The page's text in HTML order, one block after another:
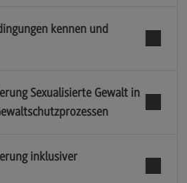
kennen und
Sexualisierte Gewalt in
inklusiver